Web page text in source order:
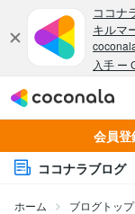
会員登
ココナラブログ
ホーム ブログトップ